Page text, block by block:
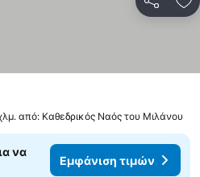
τιμών
από: Καθεδρικός Ναός του Μιλάνου
να
Εμφάνιση τιμών